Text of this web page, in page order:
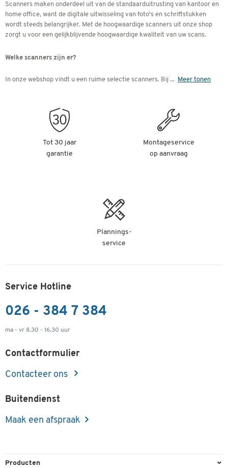
Scanners maken onderdeel uit van de standaarduitrusting van kantoor en
home office, want de digitale uitwisseling van foto's en schriftstukken
wordt steeds belangrijker. Met de hoogwaardige scanners uit onze shop
zorgt u voor een gelijkblijvende hoogwaardige kwaliteit van uw scans.
Welke scanners zijn er?
In onze webshop vindt u een ruime selectie scanners. Bij ... Meer tonen
Tot 30 jaar
garantie
Montageservice
op aanvraag
Plannings-
service
Service Hotline
026 - 384 7 384
ma - vr 8.30 - 16.30 uur
Contactformulier
Contacteer ons
Buitendienst
Maak een afspraak
Producten